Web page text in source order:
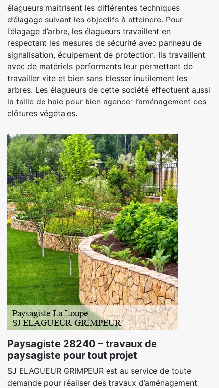
élagueurs maitrisent les différentes techniques
d’élagage suivant les objectifs à atteindre. Pour
l’élagage d’arbre, les élagueurs travaillent en
respectant les mesures de sécurité avec panneau de
signalisation, équipement de protection. Ils travaillent
avec de matériels performants leur permettant de
travailler vite et bien sans blesser inutilement les
arbres. Les élagueurs de cette société effectuent aussi
la taille de haie pour bien agencer l’aménagement des
clôtures végétales.
Paysagiste 28240 – travaux de
paysagiste pour tout projet
SJ ELAGUEUR GRIMPEUR est au service de toute
demande pour réaliser des travaux d’aménagement